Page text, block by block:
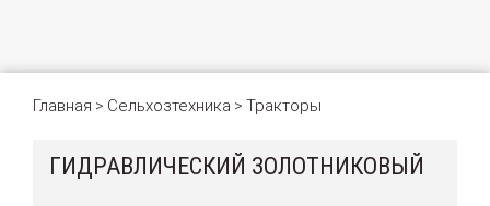
Главная > Сельхозтехника > Тракторы
ГИДРАВЛИЧЕСКИЙ ЗОЛОТНИКОВЫЙ